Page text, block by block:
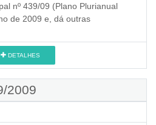
nº 439/09 (Plano Plurianual
de 2009 e, dá outras
DETALHES
2009